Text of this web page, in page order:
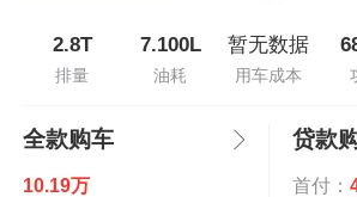
2.8T
排量
7.100L
油耗
暂无数据
用车成本
全款购车
10.19万
贷款
首付：